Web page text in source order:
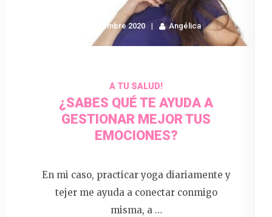
8 noviembre 2020 Angélica
A TU SALUD!
¿SABES QUÉ TE AYUDA A
GESTIONAR MEJOR TUS
EMOCIONES?
En mi caso, practicar yoga diariamente y
tejer me ayuda a conectar conmigo
misma, a …